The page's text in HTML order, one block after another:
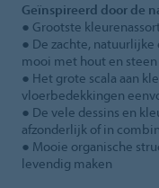
Geïnspireerd door de
● Grootste
● De zachte,
mooi met hout en steen
● Het grote scala aan
vloerbedekkingen
● De vele dessins en
afzonderlijk of in
● Mooie organische
levendig maken